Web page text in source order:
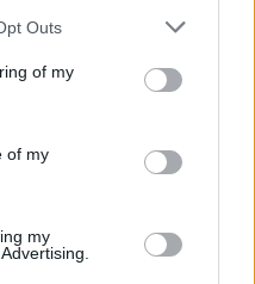
Outs
of my
of my
my
la tua
andare